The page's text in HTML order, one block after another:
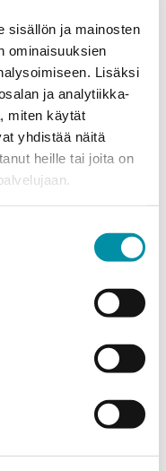
sisällön ja mainosten
ominaisuuksien
Lisäksi
ja analytiikka-
miten käytät
yhdistää näitä
heille tai joita on